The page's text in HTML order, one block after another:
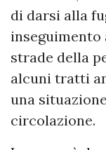
di darsi alla
inseguimento
strade della
alcuni tratti
una
circolazione.